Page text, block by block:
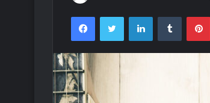
FacebookTwitter LinkedInTumblr